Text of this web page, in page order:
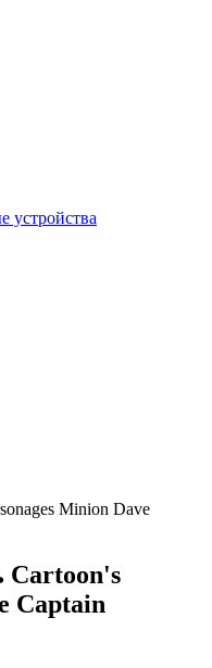
устройства
Minion Dave
Cartoon's
Captain